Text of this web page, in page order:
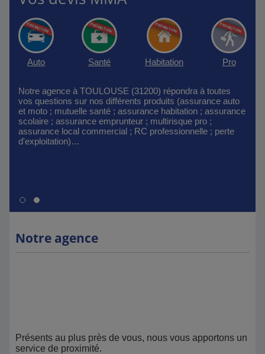
Auto Santé Habitation Pro
Notre agence à TOULOUSE (31200) répondra à toutes
vos questions sur nos différents produits (assurance auto
et moto ; mutuelle santé ; assurance habitation ; assurance
scolaire ; assurance emprunteur ; multirisque pro ;
assurance local commercial ; RC professionnelle ; perte
d'exploitation)…
Notre agence
Présents au plus près de vous, nous vous apportons un
service de proximité.